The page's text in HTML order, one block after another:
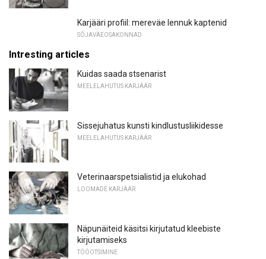
Karjääri profiil: mereväe lennuk kaptenid
SÕJAVÄEOSAKONNAD
Intresting articles
Kuidas saada stsenarist
MEELELAHUTUS KARJÄÄR
Sissejuhatus kunsti kindlustusliikidesse
MEELELAHUTUS KARJÄÄR
Veterinaarspetsialistid ja elukohad
LOOMADE KARJÄÄR
Näpunäiteid käsitsi kirjutatud kleebiste
kirjutamiseks
TÖÖOTSIMINE